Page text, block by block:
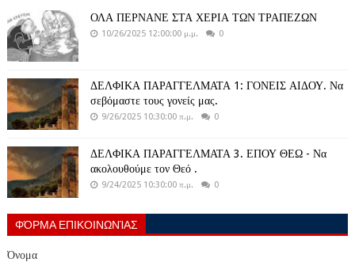
ΟΛΑ ΠΕΡΝΑΝΕ ΣΤΑ ΧΕΡΙΑ ΤΩΝ ΤΡΑΠΕΖΩΝ
10/26/2025 12:00:00 μ.μ. 0
ΔΕΛΦΙΚΑ ΠΑΡΑΓΓΕΛΜΑΤΑ 1: ΓΟΝΕΙΣ ΑΙΔΟΥ. Να
σεβόμαστε τους γονείς μας.
9/26/2025 10:30:00 π.μ. 0
ΔΕΛΦΙΚΑ ΠΑΡΑΓΓΕΛΜΑΤΑ 3. ΕΠΟΥ ΘΕΩ - Να
ακολουθούμε τον Θεό .
9/24/2025 10:30:00 π.μ. 0
ΦΌΡΜΑ ΕΠΙΚΟΙΝΩΝΊΑΣ
Όνομα